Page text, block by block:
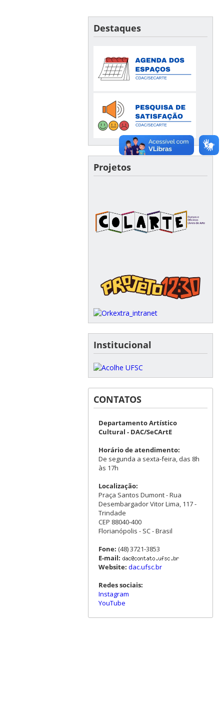
Destaques
Projetos
Institucional
CONTATOS
Departamento Artístico
Cultural - DAC/SeCArtE
Horário de atendimento:
De segunda a sexta-feira, das 8h
às 17h
Localização:
Praça Santos Dumont - Rua
Desembargador Vitor Lima, 117 -
Trindade
CEP 88040-400
Florianópolis - SC - Brasil
Fone: (48) 3721-3853
E-mail:
Website: dac.ufsc.br
Redes sociais:
Instagram
YouTube